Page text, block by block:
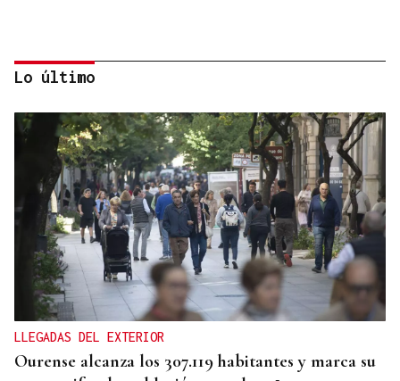
RIESGO SANITARIO
Alerta en el colegio de Punxín al hallar garrapatas
en la ropa de los alumnos
Lo último
LLEGADAS DEL EXTERIOR
Ourense alcanza los 307.119 habitantes y marca su